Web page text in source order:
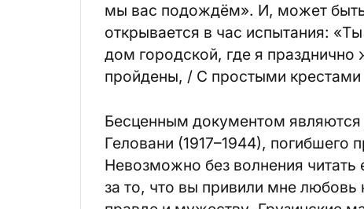
мы вас подождём». И, может
открывается в час испытания:
дом городской, где я
пройдены, / С простыми
Бесценным документом являются
Геловани (1917–1944),
Невозможно без волнения
за то, что вы привили мне